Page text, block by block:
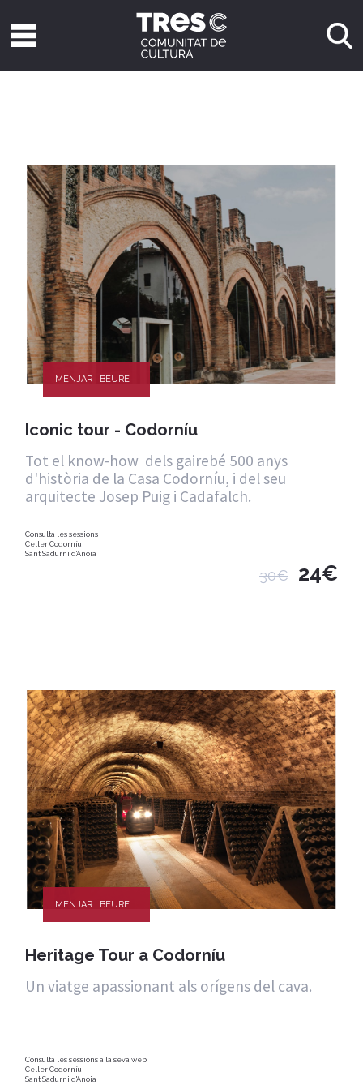
MENJAR I BEURE
Iconic tour - Codorníu
Tot el know-how dels gairebé 500 anys
d'història de la Casa Codorníu, i del seu
arquitecte Josep Puig i Cadafalch.
Consulta les sessions
Celler Codorníu
Sant Sadurni d'Anoia
30€ 24€
MENJAR I BEURE
Heritage Tour a Codorníu
Un viatge apassionant als orígens del cava.
Consulta les sessions a la seva web
Celler Codorníu
Sant Sadurni d'Anoia